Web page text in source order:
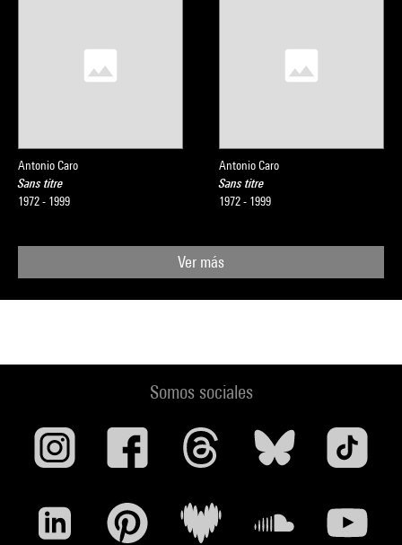
Antonio Caro
Sans titre
1972 - 1999
Antonio Caro
Sans titre
1972 - 1999
Ver más
Somos sociales